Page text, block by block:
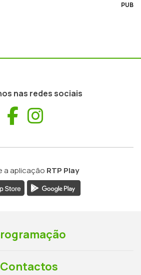
PUB
nas redes sociais
Facebook
a aplicação RTP Play
Contactos